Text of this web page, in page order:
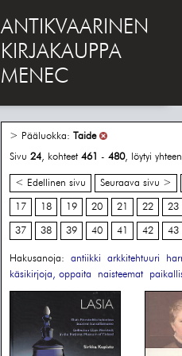
ANTIKVAARINEN
KIRJAKAUPPA
MENEC
> Pääluokka: Taide
Sivu 24, kohteet 461 - 480, löytyi
< Edellinen sivu Seuraava sivu >
17 18 19 20 21 22 23
37 38 39 40 41 42 43
Hakusanoja: antiikki arkkitehtuuri
käsikirjoja, oppaita
naisteemat